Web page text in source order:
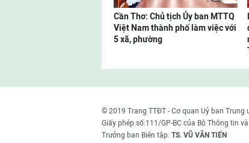
Cần Thơ: Chủ tịch Ủy ban MTTQ
Việt Nam thành phố làm việc với
5 xã, phường
© 2019 Trang TTĐT - Cơ quan Uỷ ban Trung
Giấy phép số:111/GP-BC của Bộ Thông tin
Trưởng ban Biên tập: TS. VŨ VĂN TIẾN